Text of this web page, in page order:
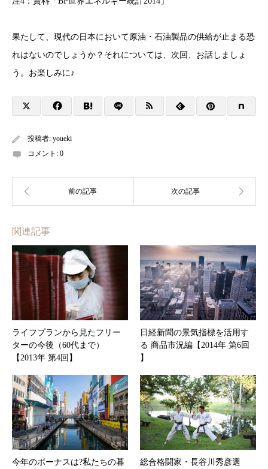
果たして、現代の日本において原油・石油製品の供給が止まる恐
れはないのでしょうか？それについては、次回、お話しましょ
う。お楽しみに♪
投稿者: youeki
コメント: 0
関連記事
ライフプランから見たフリー
ターの今後（60代まで）
【2013年 第4回】
日経新聞の景気指標を活用す
る 商品市況編【2014年 第6回
】
今年のボーナスは?私たちの暮
総合格闘家・長谷川秀彦選